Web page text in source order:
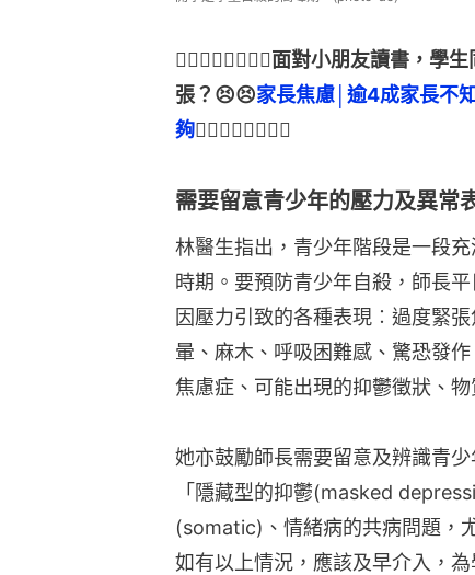
👉🏻👉🏻👉🏻👉🏻面對小朋友讀書，
張？😣😣家長焦慮│逾4成家長不
夠👈🏻👈🏻👈🏻👈🏻
需要留意青少年的壓力及異常
林醫生指出，青少年階段是一段
時期。要預防青少年自殺，師長
因壓力引致的各種表現︰過度緊
暈、麻木、呼吸困難感、驚恐發
焦慮症、可能出現的抑鬱徵狀、物
她亦鼓勵師長需要留意及辨識青
「隱藏型的抑鬱(masked
(somatic)、情緒病的共病問題，
如有以上情況，應該及早介入，為